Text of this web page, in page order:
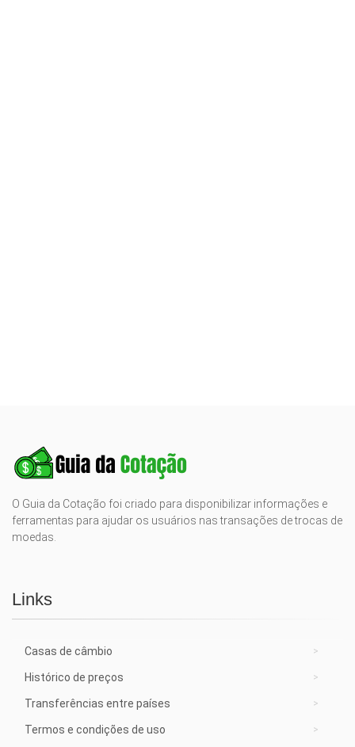
O Guia da Cotação foi criado para disponibilizar informações e
ferramentas para ajudar os usuários nas transações de trocas de
moedas.
Links
Casas de câmbio
Histórico de preços
Transferências entre países
Termos e condições de uso